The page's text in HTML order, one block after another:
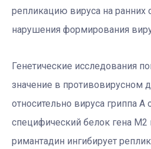
репликацию вируса на ранних
нарушения формирования
Генетические исследования
значение в противовирусном
относительно вируса гриппа А
специфический белок гена М2
римантадин ингибирует